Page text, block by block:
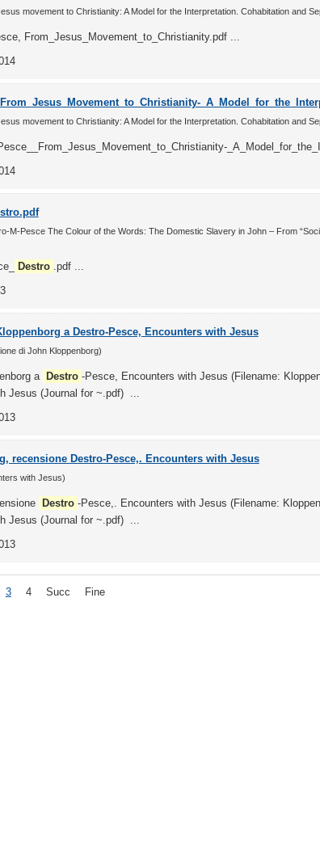
movement to Christianity: A Model for the Interpretation. Cohabitation and
From_Jesus_Movement_to_Christianity.pdf ...
movement to Christianity: A Model for the Interpretation. Cohabitation and
M-Pesce The Colour of the Words: The Domestic Slavery in John – From
Destro .pdf ...
a Destro-Pesce, Encounters with Jesus
di John Kloppenborg)
a Destro -Pesce, Encounters with Jesus (Filename:
Jesus (Journal for ~.pdf) ...
recensione Destro-Pesce,. Encounters with Jesus
with Jesus)
Destro -Pesce,. Encounters with Jesus (Filename:
Jesus (Journal for ~.pdf) ...
3 4 Succ Fine